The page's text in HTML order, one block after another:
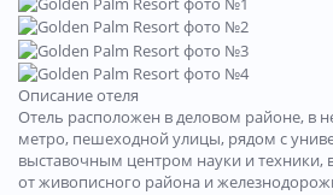
Описание отеля
Отель расположен в деловом районе, в
метро, ​​пешеходной улицы, рядом с
выставочным центром науки и техники,
от живописного района и